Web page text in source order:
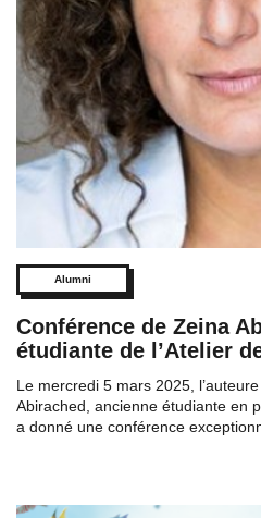
Alumni
Conférence de Zeina
étudiante de l’Atelier
Le mercredi 5 mars 2025,
Abirached, ancienne étudiante en
a donné une conférence